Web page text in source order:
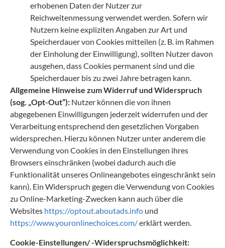
erhobenen Daten der Nutzer zur
Reichweitenmessung verwendet werden. Sofern wir
Nutzern keine expliziten Angaben zur Art und
Speicherdauer von Cookies mitteilen (z. B. im Rahmen
der Einholung der Einwilligung), sollten Nutzer davon
ausgehen, dass Cookies permanent sind und die
Speicherdauer bis zu zwei Jahre betragen kann.
Allgemeine Hinweise zum Widerruf und Widerspruch
(sog. „Opt-Out“): Nutzer können die von ihnen
abgegebenen Einwilligungen jederzeit widerrufen und der
Verarbeitung entsprechend den gesetzlichen Vorgaben
widersprechen. Hierzu können Nutzer unter anderem die
Verwendung von Cookies in den Einstellungen ihres
Browsers einschränken (wobei dadurch auch die
Funktionalität unseres Onlineangebotes eingeschränkt sein
kann). Ein Widerspruch gegen die Verwendung von Cookies
zu Online-Marketing-Zwecken kann auch über die
Websites https://optout.aboutads.info und
https://www.youronlinechoices.com/erklärt werden.
Cookie-Einstellungen/ -Widerspruchsmöglichkeit: